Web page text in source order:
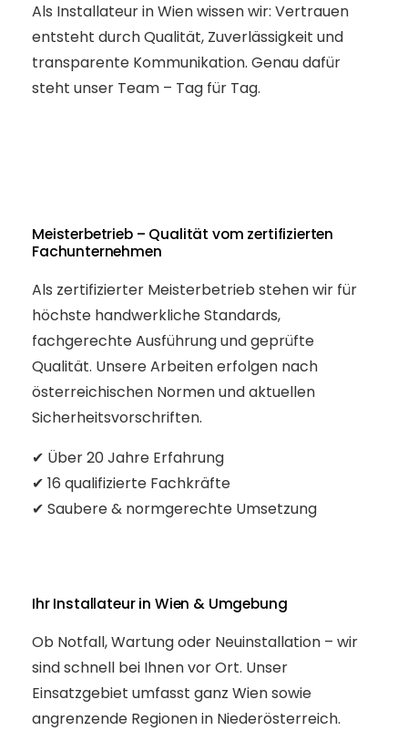
Als Installateur in Wien wissen wir: Vertrauen
entsteht durch Qualität, Zuverlässigkeit und
transparente Kommunikation. Genau dafür
steht unser Team – Tag für Tag.
Meisterbetrieb – Qualität vom zertifizierten
Fachunternehmen
Als zertifizierter Meisterbetrieb stehen wir für
höchste handwerkliche Standards,
fachgerechte Ausführung und geprüfte
Qualität. Unsere Arbeiten erfolgen nach
österreichischen Normen und aktuellen
Sicherheitsvorschriften.
✔ Über 20 Jahre Erfahrung
✔ 16 qualifizierte Fachkräfte
✔ Saubere & normgerechte Umsetzung
Ihr Installateur in Wien & Umgebung
Ob Notfall, Wartung oder Neuinstallation – wir
sind schnell bei Ihnen vor Ort. Unser
Einsatzgebiet umfasst ganz Wien sowie
angrenzende Regionen in Niederösterreich.